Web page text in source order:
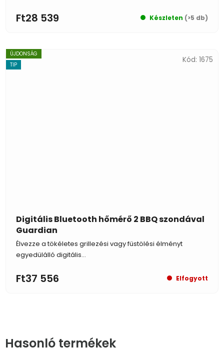
Készleten (>5 db)
Ft28 539
ÚJDONSÁG
TIP
Digitális Bluetooth hőmérő 2 BBQ szondával
Guardian
Elfogyott
Ft37 556
Élvezze a tökéletes grillezési vagy füstölési élményt
egyedülálló digitális...
Kód: 1675
Hasonló termékek